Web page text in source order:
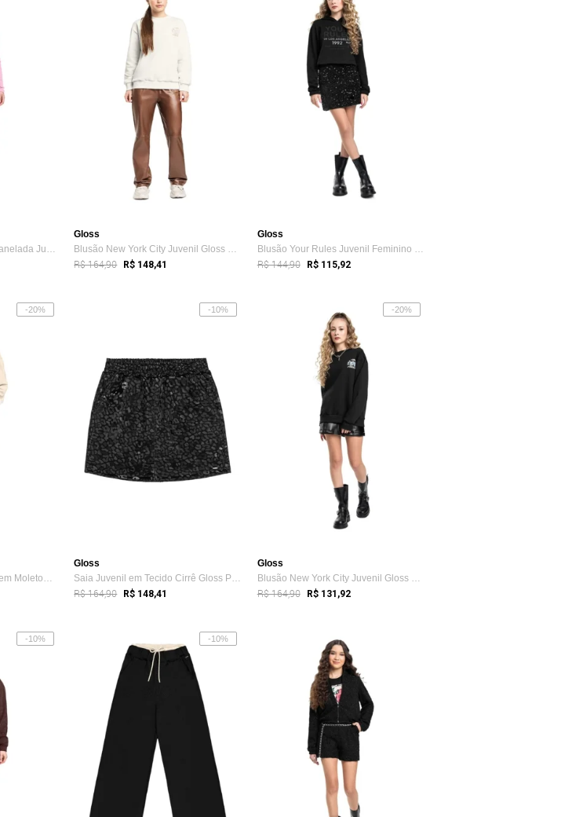
Blusa Cropped Ribana Canelada Juvenil Gloss Rosa
Gloss
Blusão New York City Juvenil Gloss Branco
R$ 164,90 R$ 148,41
Gloss
Blusão Your Rules Juvenil Feminino Gloss Preto
R$ 144,90 R$ 115,92
-20%
Blusão Juvenil Feminino em Moletom Gloss Preto
-10%
Gloss
Saia Juvenil em Tecido Cirrê Gloss Preto
R$ 164,90 R$ 148,41
-20%
Gloss
Blusão New York City Juvenil Gloss Branco
R$ 164,90 R$ 131,92
-10% -10%